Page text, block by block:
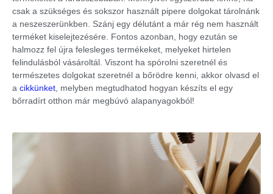
csak a szükséges és sokszor használt pipere dolgokat tárolnánk
a neszeszerünkben. Szánj egy délutánt a már rég nem használt
terméket kiselejtezésére. Fontos azonban, hogy ezután se
halmozz fel újra felesleges termékeket, melyeket hirtelen
felindulásból vásároltál. Viszont ha spórolni szeretnél és
természetes dolgokat szeretnél a bőrödre kenni, akkor olvasd el
a cikkünket , melyben megtudhatod hogyan készíts el egy
bőrradírt otthon már megbúvó alapanyagokból!